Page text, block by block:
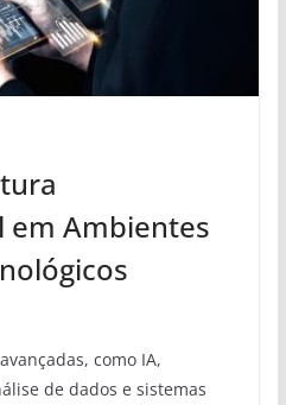
em Ambientes
como IA,
de dados e sistemas